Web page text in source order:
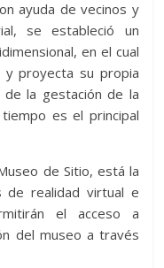
ayuda de vecinos y
se estableció un
en el cual
y proyecta su propia
la gestación de la
es el principal
de Sitio, está la
de realidad virtual e
el acceso a
del museo a través